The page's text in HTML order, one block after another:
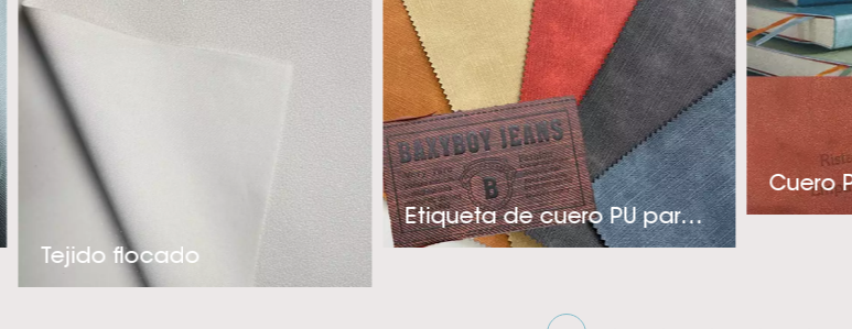
en una alucinante variedad de colores, relieves y
tacto y muy adecuado para la industria de etiquetas,
nuestra experiencia técnica y pensamiento innovador,
la creación de productos rentables y específicos para
nuestros clientes.’ necesidades. Si está buscando un
termo bruñido por calor de alta calidad constante para su
o embalaje, ¡por favor, póngase en contacto con
intentando convertirse en el ¡El mejor y más
Tejido flocado
Etiqueta de cuero PU para jeans
Cuero